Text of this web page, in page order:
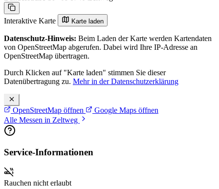
Interaktive Karte Karte laden
Datenschutz-Hinweis: Beim Laden der Karte werden Kartendaten
von OpenStreetMap abgerufen. Dabei wird Ihre IP-Adresse an
OpenStreetMap übertragen.
Durch Klicken auf "Karte laden" stimmen Sie dieser
Datenübertragung zu. Mehr in der Datenschutzerklärung
OpenStreetMap öffnen
Google Maps öffnen
Alle Messen in Zeltweg
Service-Informationen
Rauchen nicht erlaubt